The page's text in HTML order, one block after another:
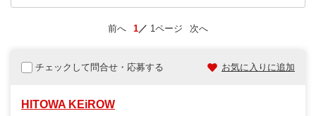
前へ 1 1ページ 次へ
チェックして問合せ・応募する お気に入りに追加
HITOWA KEiROW